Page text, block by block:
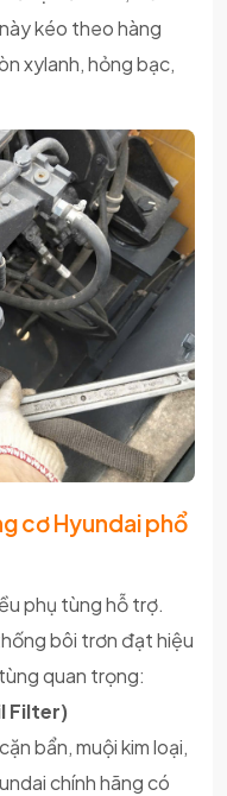
kéo theo hàng
xylanh, hỏng bạc,
cơ Hyundai phổ
phụ tùng hỗ trợ.
bôi trơn đạt hiệu
quan trọng:
Filter)
bẩn, muội kim loại,
chính hãng có